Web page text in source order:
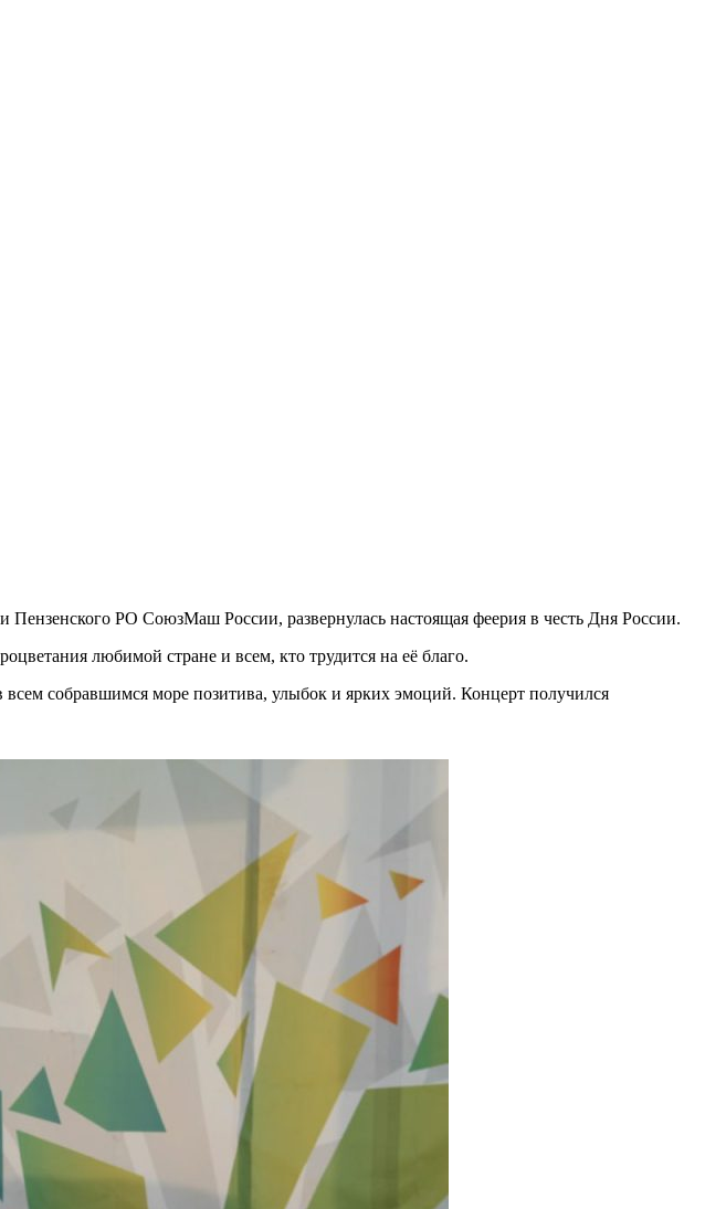
РО СоюзМаш России, развернулась настоящая феерия в честь Дня России.
любимой стране и всем, кто трудится на её благо.
собравшимся море позитива, улыбок и ярких эмоций. Концерт получился